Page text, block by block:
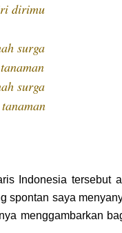
dirimu
surga
surga
Indonesia tersebut
spontan saya
menggambarkan